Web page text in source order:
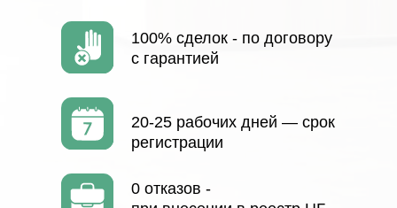
документов.
Что входит:
МФО , внесенная в реестр ЦБ
Выписка из реестра ЦБ
Полный комплект документов
Инструкции, печать
Стоимость: от 150 000 ₽
Консультация по МФО